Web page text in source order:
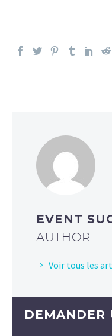
EVENT
AUTHOR
Voir tous les
DEMANDER